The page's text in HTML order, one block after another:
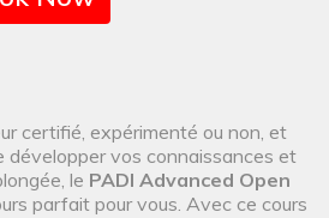
certifié, expérimenté ou non, et
développer vos connaissances et
le PADI Advanced Open
parfait pour vous. Avec ce cours